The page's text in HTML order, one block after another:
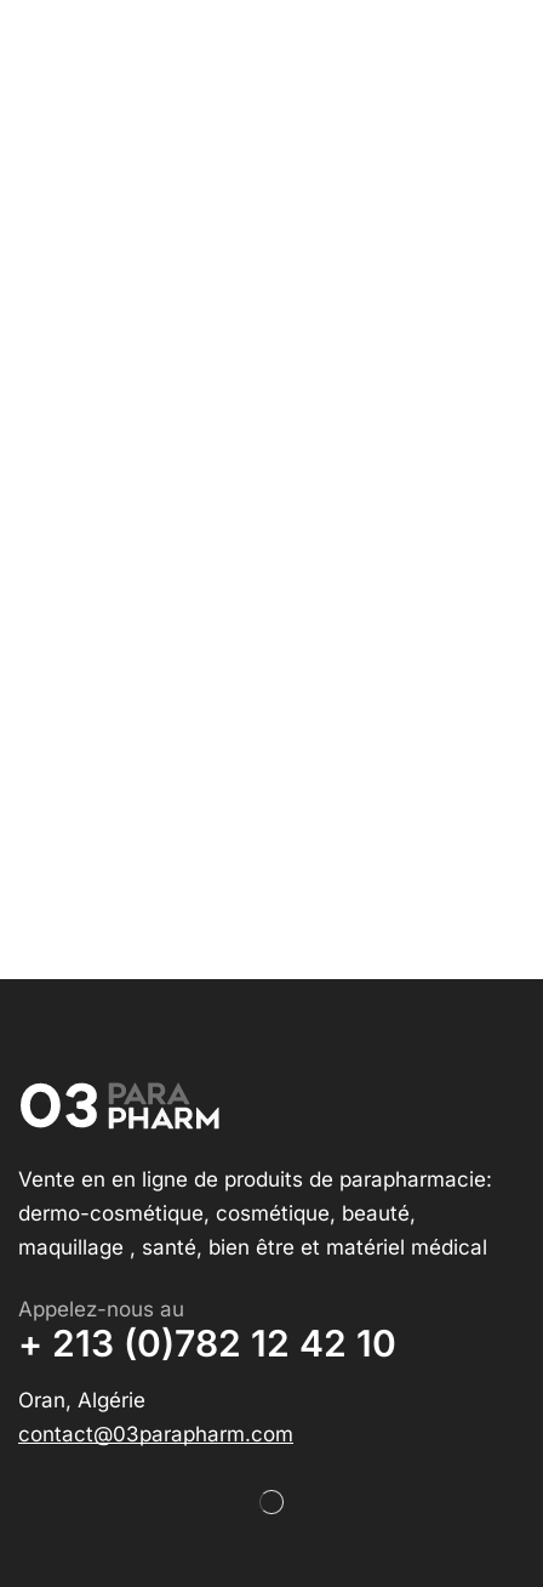
Vente en en ligne de produits de parapharmacie:
dermo-cosmétique, cosmétique, beauté,
maquillage , santé, bien être et matériel médical
Appelez-nous au
+ 213 (0)782 12 42 10
Oran, Algérie
contact@03parapharm.com